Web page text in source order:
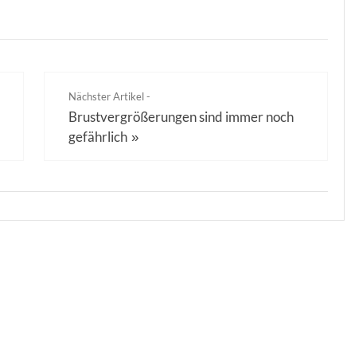
Nächster Artikel -
Brustvergrößerungen sind immer noch
gefährlich »